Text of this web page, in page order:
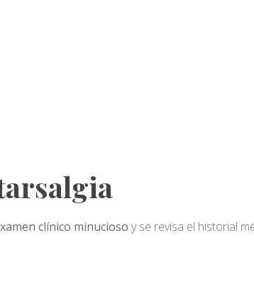
clínico minucioso y se revisa el historial